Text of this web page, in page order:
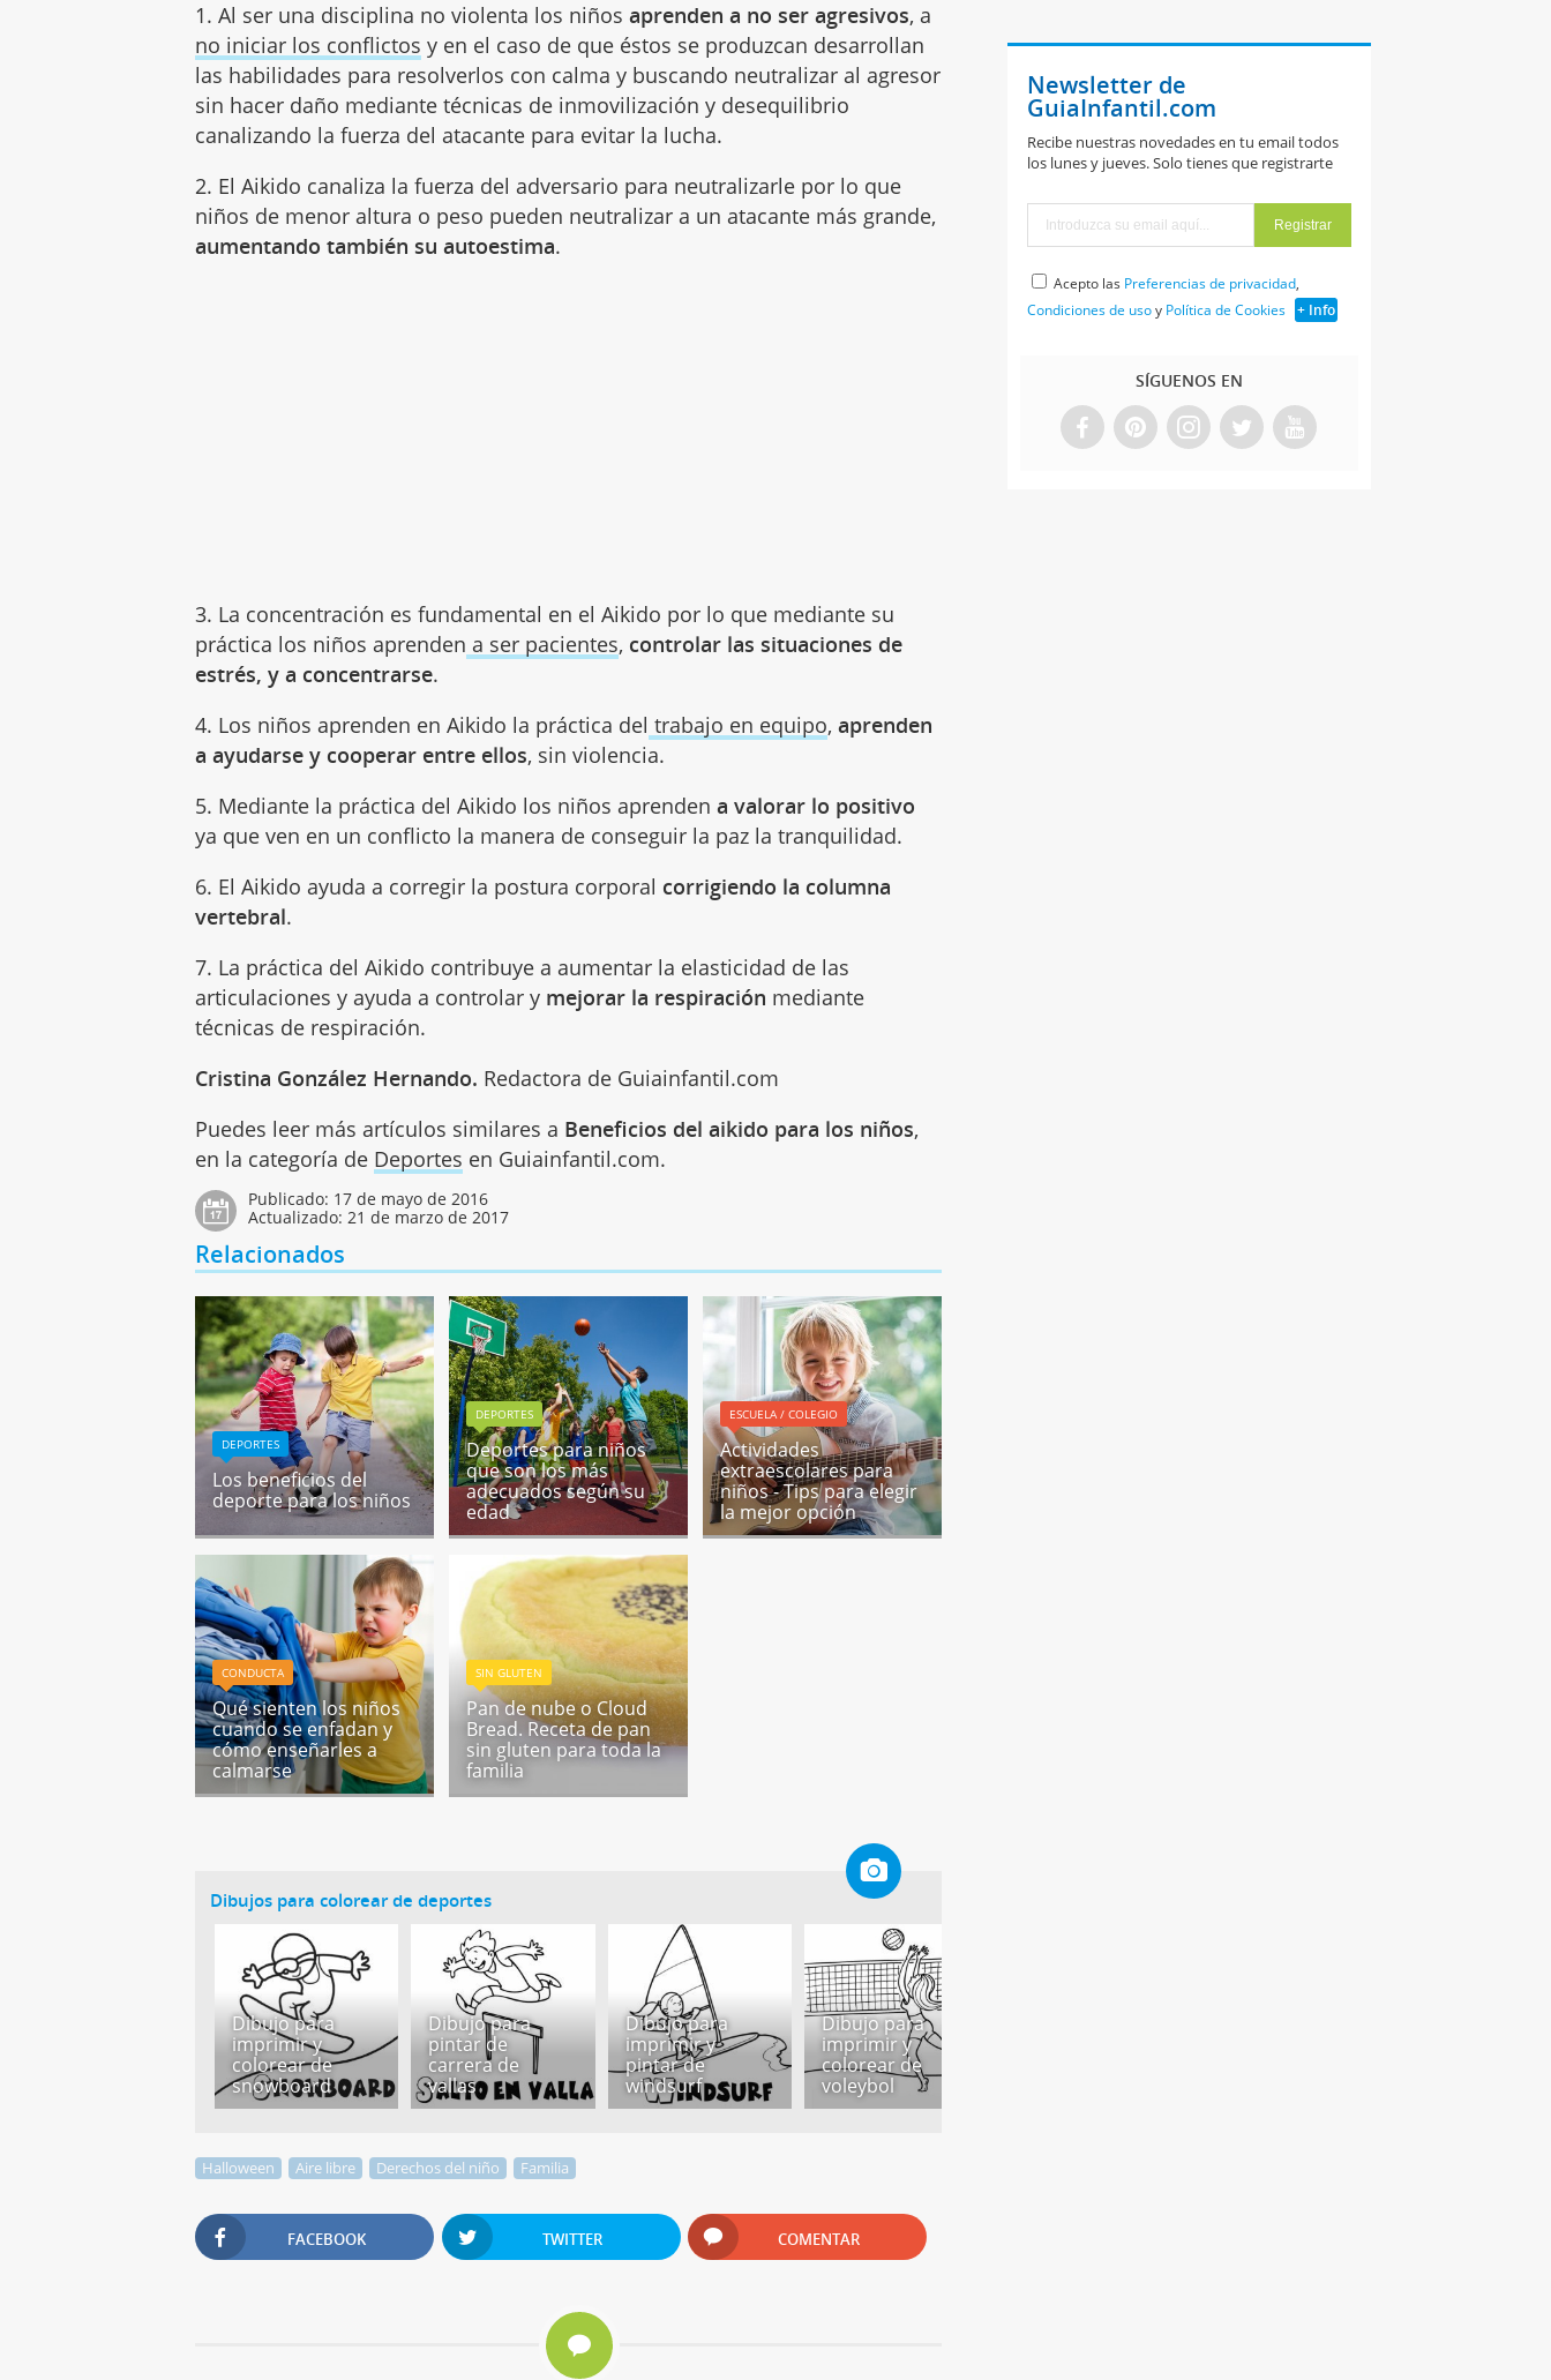
1. Al ser una disciplina no violenta los niñosaprenden a no ser agresivos, a
no iniciar los conflictos y en el caso de que éstos se produzcan desarrollan
las habilidades para resolverlos con calma y buscando neutralizar al agresor
sin hacer daño mediante técnicas de inmovilización y desequilibrio
canalizando la fuerza del atacante para evitar la lucha.
2. El Aikido canaliza la fuerza del adversario para neutralizarle por lo que
niños de menor altura o peso pueden neutralizar a un atacante más grande,
aumentando también su autoestima.
3. La concentración es fundamental en el Aikido por lo que mediante su
práctica los niños aprenden a ser pacientes, controlar las situaciones de
estrés, y a concentrarse.
4. Los niños aprenden en Aikido la práctica del trabajo en equipo, aprenden
a ayudarse y cooperar entre ellos, sin violencia.
5. Mediante la práctica del Aikido los niños aprenden a valorar lo positivo
ya que ven en un conflicto la manera de conseguir la paz la tranquilidad.
6. El Aikido ayuda a corregir la postura corporal corrigiendo la columna
vertebral.
7. La práctica del Aikido contribuye a aumentar la elasticidad de las
articulaciones y ayuda a controlar y mejorar la respiración mediante
técnicas de respiración.
Cristina González Hernando. Redactora de Guiainfantil.com
Puedes leer más artículos similares a Beneficios del aikido para los niños,
en la categoría de Deportes en Guiainfantil.com.
Publicado: 17 de mayo de 2016
Actualizado:21 de marzo de 2017
Relacionados
DEPORTES
Los beneficios del
deporte para los niños
DEPORTES
Deportes para niños
que son los más
adecuados según su
edad
ESCUELA / COLEGIO
Actividades
extraescolares para
niños - Tips para elegir
la mejor opción
CONDUCTA
Qué sienten los niños
cuando se enfadan y
cómo enseñarles a
calmarse
SIN GLUTEN
Pan de nube o Cloud
Bread. Receta de pan
sin gluten para toda la
familia
Dibujos para colorear de deportes
Dibujo para
imprimir y
colorear de
snowboard
Dibujo para
pintar de
carrera de
vallas
Dibujo para
imprimir y
pintar de
windsurf
Dibujo para
imprimir y
colorear de
voleybol
Halloween Aire libre Derechos del niño Familia
FACEBOOK TWITTER COMENTAR
Newsletter de
GuiaInfantil.com
Recibe nuestras novedades en tu email todos
los lunes y jueves. Solo tienes que registrarte
Acepto las Preferencias de privacidad,
Condiciones de usoy Política de Cookies + Info
SÍGUENOS EN